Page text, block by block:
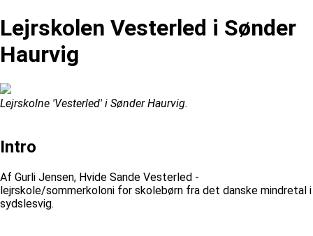
Lejrskolen Vesterled i Sønder
Haurvig
Lejrskolne 'Vesterled' i Sønder Haurvig.
Intro
Af Gurli Jensen, Hvide Sande Vesterled -
lejrskole/sommerkoloni for skolebørn fra det danske mindretal i
sydslesvig.